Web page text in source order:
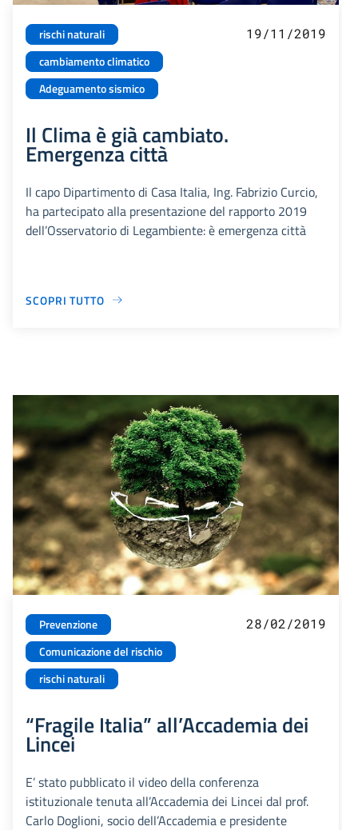
rischi naturali
cambiamento climatico
Adeguamento sismico
19/11/2019
Il Clima è già cambiato.
Emergenza città
Il capo Dipartimento di Casa Italia, Ing. Fabrizio Curcio,
ha partecipato alla presentazione del rapporto 2019
dell’Osservatorio di Legambiente: è emergenza città
SCOPRI TUTTO
Prevenzione
Comunicazione del rischio
rischi naturali
28/02/2019
“Fragile Italia” all’Accademia dei
Lincei
E’ stato pubblicato il video della conferenza
istituzionale tenuta all’Accademia dei Lincei dal prof.
Carlo Doglioni, socio dell’Accademia e presidente